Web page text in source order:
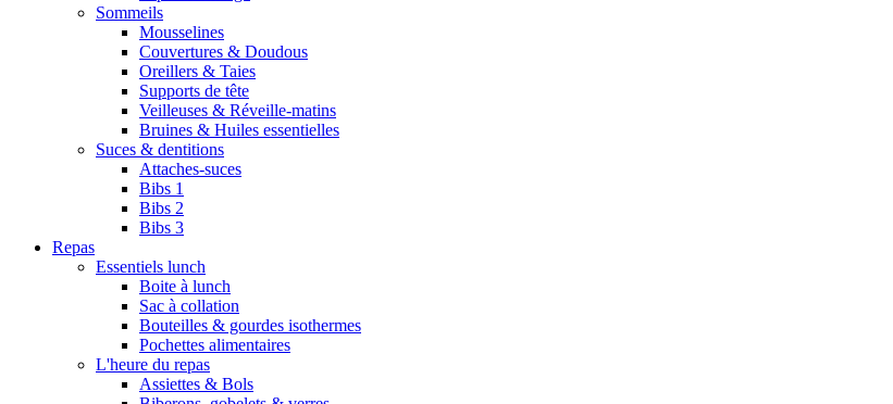
Sommeils
Mousselines
Couvertures & Doudous
Oreillers & Taies
Supports de tête
Veilleuses & Réveille-matins
Bruines & Huiles essentielles
Suces & dentitions
Attaches-suces
Bibs 1
Bibs 2
Bibs 3
Repas
Essentiels lunch
Boite à lunch
Sac à collation
Bouteilles & gourdes isothermes
Pochettes alimentaires
L'heure du repas
Assiettes & Bols